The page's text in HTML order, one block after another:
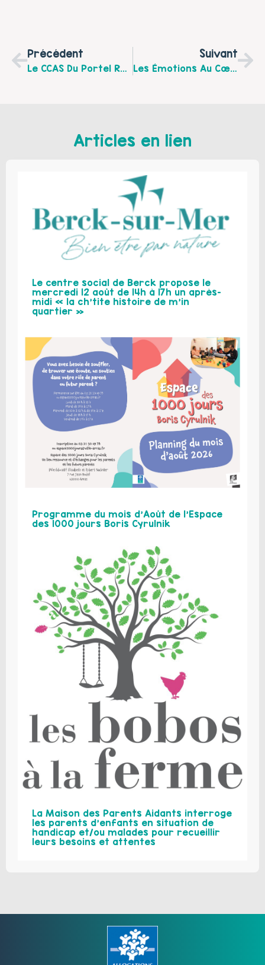
Précédent
Le CCAS Du Portel Recherche Un.e Référent.e De Parcours Pour Le Programme De Réussite Educative
Suivant
Les Émotions Au Cœur De Rencontres Entre Parents, Au Centre Socio-Culturel Le Nautilus
Articles en lien
Le centre social de Berck propose le
mercredi 12 août de 14h à 17h un après-
midi « la ch’tite histoire de m’in
quartier »
Programme du mois d’Août de l’Espace
des 1000 jours Boris Cyrulnik
La Maison des Parents Aidants interroge
les parents d’enfants en situation de
handicap et/ou malades pour recueillir
leurs besoins et attentes